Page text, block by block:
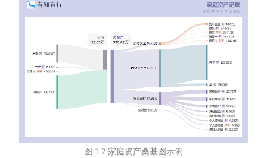
图 1.2 家庭资产桑基图示例